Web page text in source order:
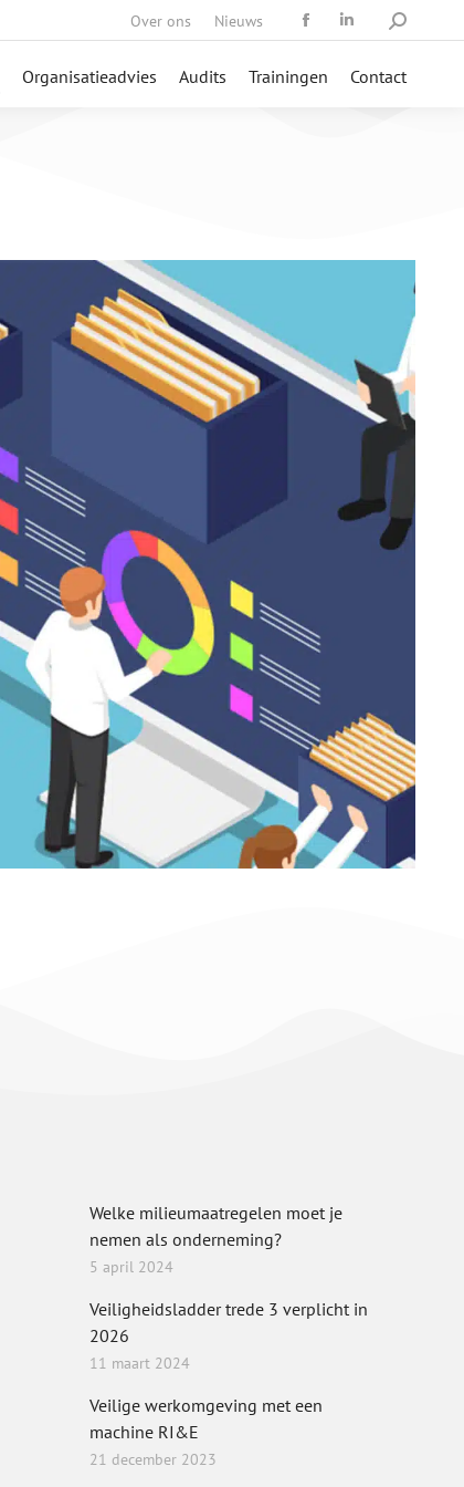
Over ons Nieuws
Organisatieadvies Audits Trainingen Contact
Welke milieumaatregelen moet je
nemen als onderneming?
5 april 2024
Veiligheidsladder trede 3 verplicht in
2026
11 maart 2024
Veilige werkomgeving met een
machine RI&E
21 december 2023